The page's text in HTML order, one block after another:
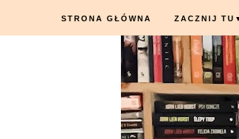
STRONA GŁÓWNA ZACZNIJ TU